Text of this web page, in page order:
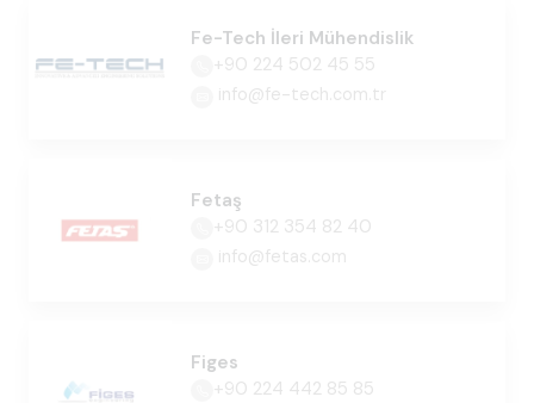
Fe-Tech İleri Mühendislik
+90 224 502 45 55
info@fe-tech.com.tr
Fetaş
+90 312 354 82 40
info@fetas.com
Figes
+90 224 442 85 85